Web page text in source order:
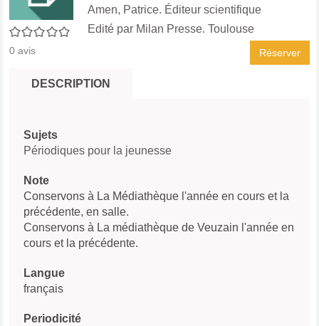
0/5
0 avis
Amen, Patrice. Éditeur scientifique
Edité par Milan Presse. Toulouse
Réserver
DESCRIPTION
Sujets
Périodiques pour la jeunesse
Note
Conservons à La Médiathèque l'année en cours et la
précédente, en salle.
Conservons à La médiathèque de Veuzain l'année en
cours et la précédente.
Langue
français
Periodicité